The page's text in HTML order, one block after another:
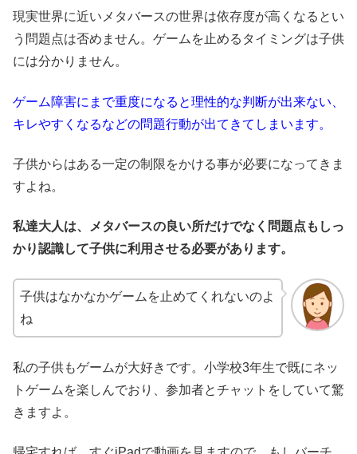
現実世界に近いメタバースの世界は依存度が高くなるとい
う問題点は否めません。ゲームを止めるタイミングは子供
には分かりません。
ゲーム障害にまで重度になると理性的な判断が出来ない、
キレやすくなるなどの問題行動が出てきてしまいます。
子供からはある一定の制限をかける事が必要になってきま
すよね。
私達大人は、メタバースの良い所だけでなく問題点もしっ
かり認識して子供に利用させる必要があります。
子供はなかなかゲームを止めてくれないのよ
ね
私の子供もゲームが大好きです。小学校3年生で既にネッ
トゲームを楽しんでおり、参加者とチャットをしていて驚
きますよ。